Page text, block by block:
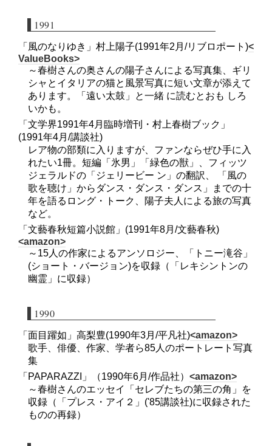
1991
「風のなりゆき」村上陽子(1991年2月/リブロポート)<
ValueBooks>
～春樹さんの奥さんの陽子さんによる写真集、ギリ
シャとイタリアの猫と風景写真に短い文章が添えて
あります。「遠い太鼓」と一緒 に読むとおも しろ
いかも。
「文学界1991年4月臨時増刊・村上春樹ブック」
(1991年4月/講談社)
レア物の部類に入りますが、ファンならぜひ手に入
れたい1冊。短編「氷男」「緑色の獣」、フィッツ
ジェラルドの「ジェリービー ン」の翻訳、 「風の
歌を聴け」からダンス・ダンス・ダンス」までの十
年を語るロング・トーク、陽子夫人による旅の写真
など。
「文藝春秋短篇小説館」(1991年8月/文藝春秋)
<amazon>
～15人の作家によるアンソロジー、「トニー滝谷」
(ショート・バージョン)を収録（「レキシントンの
幽霊」に収録）
1990
「面目躍如」高梨豊(1990年3月/平凡社)<amazon>
歌手、俳優、作家、学者ら85人のポートレート写真
集
「PAPARAZZI」（1990年6月/作品社） <amazon>
～春樹さんのエッセイ「セレブたちの第三の角」を
収録（「プレス・アイ２」('85講談社)に収録された
ものの再録）